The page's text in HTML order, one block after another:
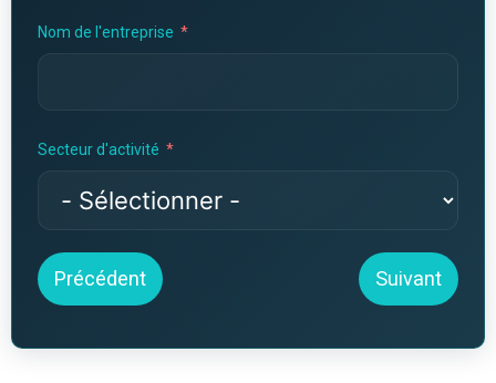
Nom de l'entreprise
Secteur d'activité
Précédent Suivant